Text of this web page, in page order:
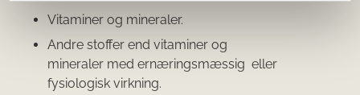
Vitaminer og mineraler.
Andre stoffer end vitaminer og
mineraler med ernæringsmæssig eller
fysiologisk virkning.